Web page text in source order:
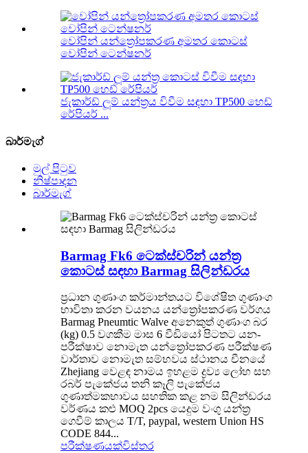
වෝපින් යන්ත්‍රෝපකරණ අමතර කොටස්
වෝපින් ටෙන්ෂනර්
ජැකාර්ඩ් ලූම් යන්ත්‍රය විවීම සඳහා TP500 හෙඩ්
රේපියර් ...
බාර්මැග්
මුල් පිටුව
නිෂ්පාදන
බාර්මැග්
Barmag Fk6 ටෙක්ස්චරින් යන්ත්‍ර
කොටස් සඳහා Barmag සිලින්ඩරය
ප්‍රධාන ගුණාංග කර්මාන්තයට විශේෂිත ගුණාංග
භාවිතා කරන වයනය යන්ත්‍රෝපකරණ වර්ගය
Barmag Pneumtic Walve අනෙකුත් ගුණාංග බර
(kg) 0.5 වගකීම මාස 6 වීඩියෝ පිටතට යන-
පරීක්ෂාව නොමැත යන්ත්‍රෝපකරණ පරීක්ෂණ
වාර්තාව නොමැත සම්භවය ස්ථානය චීනයේ
Zhejiang වෙළඳ නාමය ඉහළම ද්‍රව්‍ය ලෝහ සහ
රබර් පැකේජය තනි කෑලි පැකේජය
ගුණාත්මකභාවය සහතික කළ නම සිලින්ඩරය
වර්ණය කළු MOQ 2pcs යෙදුම වංගු යන්ත්‍ර
ගෙවීම් කාලය T/T, paypal, western Union HS
CODE 844...
පරීක්ෂණයක්විස්තර